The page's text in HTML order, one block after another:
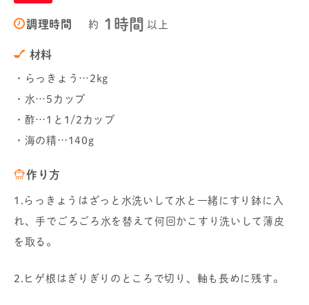
調理時間 約 1時間 以上
材料
・らっきょう…2kg
・水…5カップ
・酢…1と1/2カップ
・海の精…140g
作り方
1.らっきょうはざっと水洗いして水と一緒にすり鉢に入
れ、手でごろごろ水を替えて何回かこすり洗いして薄皮
を取る。
2.ヒゲ根はぎりぎりのところで切り、軸も長めに残す。